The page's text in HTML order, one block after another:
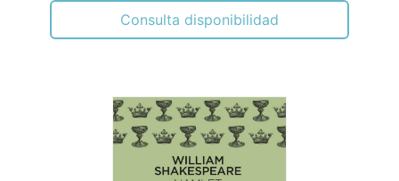
Consulta disponibilidad